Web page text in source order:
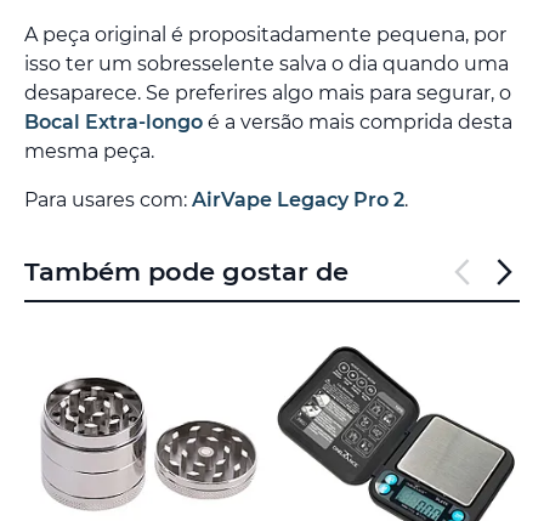
A peça original é propositadamente pequena, por
isso ter um sobresselente salva o dia quando uma
desaparece. Se preferires algo mais para segurar, o
Bocal Extra-longo é a versão mais comprida desta
mesma peça.
Para usares com: AirVape Legacy Pro 2.
Também pode gostar de